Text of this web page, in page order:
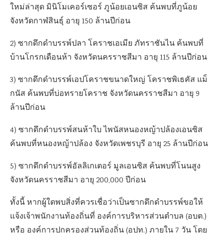
ใหม่ล่าสุด มินิโมเคอร์เซอร์ ภูน้อยเอนซิส ค้นพบที่ภูน้อย
จังหวัดกาฬสินธุ์ อายุ 150 ล้านปีก่อน
2) ซากดึกดำบรรพ์ปลา โคราชเอเมีย ภัทราชันไน ค้นพบที่
บ้านโกรกเดือนห้า จังหวัดนครราชสีมา อายุ 115 ล้านปีก่อน
3) ซากดึกดำบรรพ์เอปโคราชขนาดใหญ่ โคราชพิเธคัส แม็
กนัส ค้นพบที่บ่อทรายโคราช จังหวัดนครราชสีมา อายุ 9
ล้านปีก่อน
4) ซากดึกดำบรรพ์สนห้าใบ ไพนัสหนองหญ้าปล้องเอนซิส
ค้นพบที่หนองหญ้าปล้อง จังหวัดเพชรบุรี อายุ 25 ล้านปีก่อน
5) ซากดึกดำบรรพ์อัลลิเกเตอร์ มูลเอนซิส ค้นพบที่โนนสูง
จังหวัดนครราชสีมา อายุ 200,000 ปีก่อน
ทั้งนี้ หากผู้ใดพบสิ่งที่ควรเชื่อว่าเป็นซากดึกดำบรรพ์ขอให้
แจ้งเจ้าพนักงานท้องถิ่นที่ องค์การบริหารส่วนตำบล (อบต.)
หรือ องค์การปกครองส่วนท้องถิ่น (อปท.) ภายใน 7 วัน โดย